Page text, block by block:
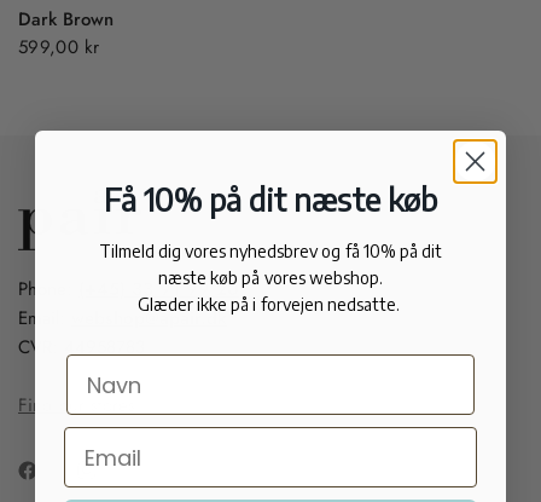
Dark Brown
599,00 kr
Phone:
(+45) 33 91 99 20
Email:
webshop@apair.dk
CVR: 44958783
Find our stores
Få 10% på dit næste køb
Tilmeld dig vores nyhedsbrev og få 10% på dit
næste køb på vores webshop.
Glæder ikke på i forvejen nedsatte.